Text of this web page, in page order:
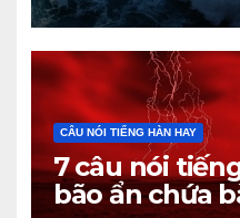
CÂU NÓI TIẾNG HÀN HAY
7 câu nói
bão ẩn chứa